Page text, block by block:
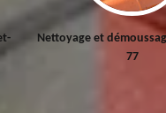
démoussage de toiture